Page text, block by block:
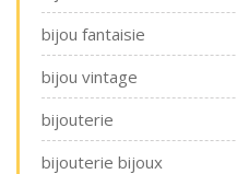
bijou fantaisie
bijou vintage
bijouterie
bijouterie bijoux